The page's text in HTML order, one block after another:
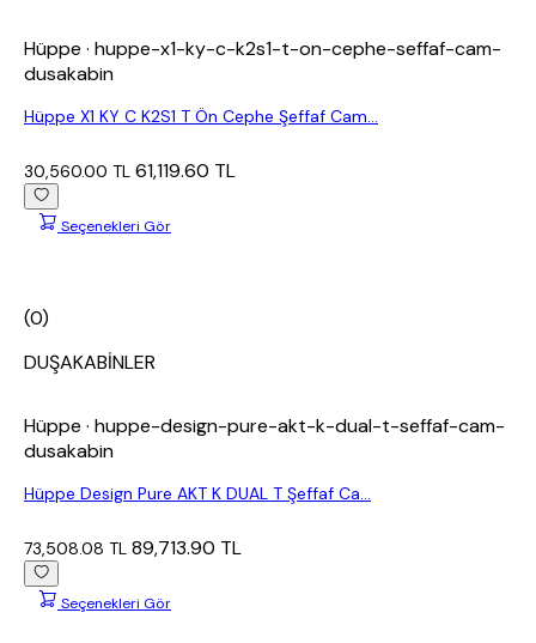
Hüppe · huppe-x1-ky-c-k2s1-t-on-cephe-seffaf-cam-
dusakabin
Hüppe X1 KY C K2S1 T Ön Cephe Şeffaf Cam...
30,560.00 TL 61,119.60 TL
Seçenekleri Gör
(0)
DUŞAKABİNLER
Hüppe · huppe-design-pure-akt-k-dual-t-seffaf-cam-
dusakabin
Hüppe Design Pure AKT K DUAL T Şeffaf Ca...
73,508.08 TL 89,713.90 TL
Seçenekleri Gör